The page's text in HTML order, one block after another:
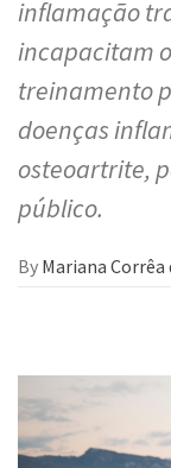
inflamação
incapacitam
treinamento
doenças
osteoartrite,
público.
By Mariana Corrêa